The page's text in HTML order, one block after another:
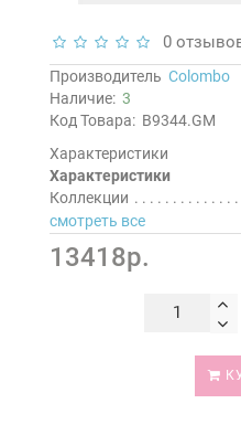
0
Производитель Colombo
Наличие: 3
Код Товара: B9344.GM
Характеристики
Характеристики
Коллекции
смотреть все
13418р.